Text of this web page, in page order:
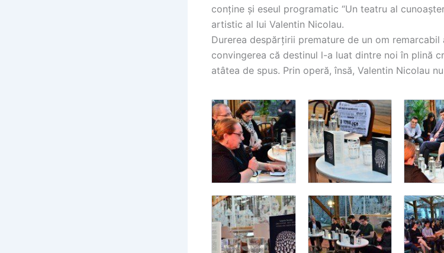
conține și eseul programatic “Un teatru al
artistic al lui Valentin Nicolau.
Durerea despărțirii premature de un om
convingerea că destinul l-a luat dintre noi în plină
atâtea de spus. Prin operă, însă, Valentin Nicolau